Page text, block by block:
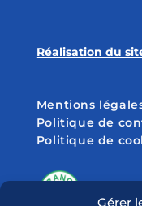
Gérer
Réalisation du
Mentions
Politique de
Politique de